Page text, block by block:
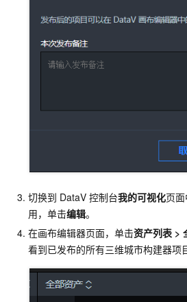
切换到 DataV 控制台我的可视化页
用，单击编辑。
在画布编辑器页面，单击资产列表 >
看到已发布的所有三维城市构建器项